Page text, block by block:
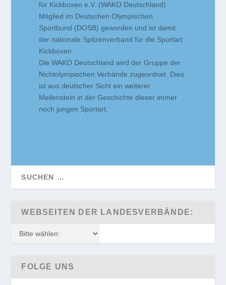
für Kickboxen e.V. (WAKO Deutschland)
Mitglied im Deutschen Olympischen
Sportbund (DOSB) geworden und ist damit
der nationale Spitzenverband für die Sportart
Kickboxen.
Die WAKO Deutschland wird der Gruppe der
Nichtolympischen Verbände zugeordnet. Dies
ist aus deutscher Sicht ein weiterer
Meilenstein in der Geschichte dieser immer
noch jungen Sportart.
WEBSEITEN DER LANDESVERBÄNDE:
FOLGE UNS